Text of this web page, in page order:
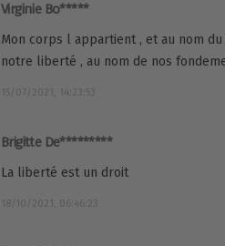
Virginie Bo*****
Mon corps l appartient , et au nom
notre liberté , au nom de nos
15/07/2021, 14:23:53
Brigitte De*********
La liberté est un droit
18/10/2021, 06:46:23